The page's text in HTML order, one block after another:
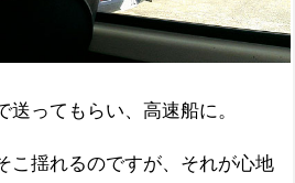
ってもらい、高速船に。
こ揺れるのですが、それが心地